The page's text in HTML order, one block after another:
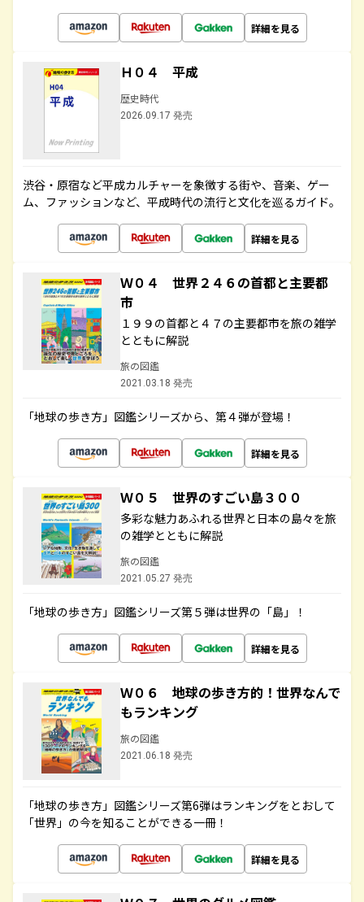
詳細を見る
Ｈ０４ 平成
歴史時代
2026.09.17 発売
渋谷・原宿など平成カルチャーを象徴する街や、音楽、ゲー
ム、ファッションなど、平成時代の流行と文化を巡るガイド。
詳細を見る
Ｗ０４ 世界２４６の首都と主要都
市
１９９の首都と４７の主要都市を旅の雑学
とともに解説
旅の図鑑
2021.03.18 発売
「地球の歩き方」図鑑シリーズから、第４弾が登場！
詳細を見る
Ｗ０５ 世界のすごい島３００
多彩な魅力あふれる世界と日本の島々を旅
の雑学とともに解説
旅の図鑑
2021.05.27 発売
「地球の歩き方」図鑑シリーズ第５弾は世界の「島」！
詳細を見る
Ｗ０６ 地球の歩き方的！世界なんで
もランキング
旅の図鑑
2021.06.18 発売
「地球の歩き方」図鑑シリーズ第6弾はランキングをとおして
「世界」の今を知ることができる一冊！
詳細を見る